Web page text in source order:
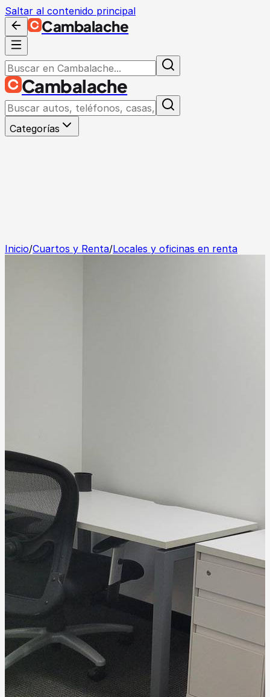
Saltar al contenido principal
Cambalache
Cambalache
Categorías
Inicio/Cuartos y Renta/Locales y oficinas en renta